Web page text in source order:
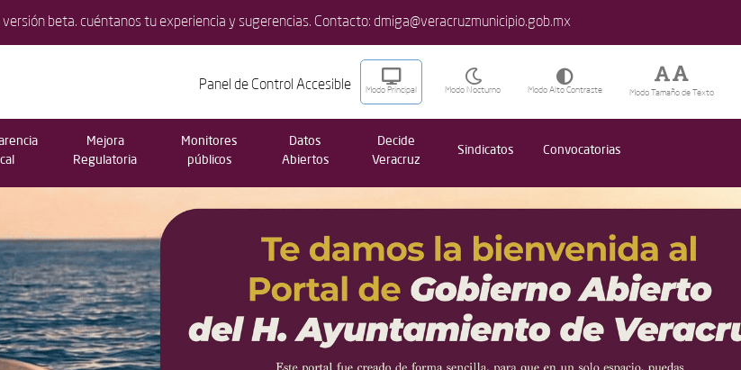
beta. cuéntanos tu experiencia y sugerencias. Contacto: dmiga@veracruzmunicipio.gob.mx
Panel de Control Accesible Modo Principal Modo Nocturno Modo Alto Contraste Modo Tamaño de Texto
Mejora
Regulatoria
Monitores
públicos
Datos
Abiertos
Decide
Veracruz
Sindicatos Convocatorias